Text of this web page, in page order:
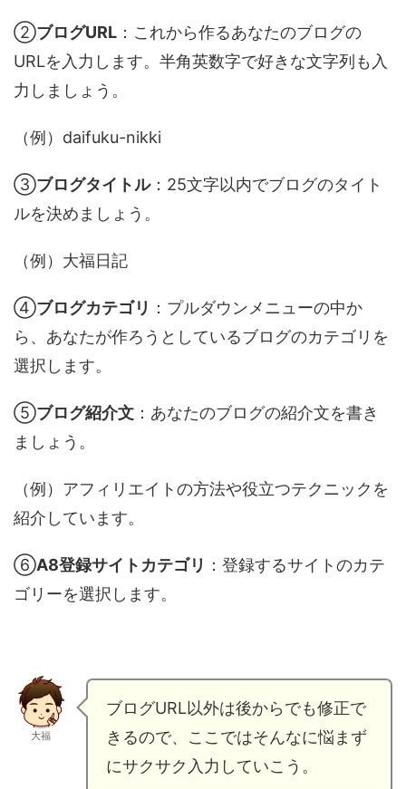
②ブログURL ：これから作るあなたのブログの
URLを入力します。半角英数字で好きな文字列も入
力しましょう。
（例）daifuku-nikki
③ブログタイトル：25文字以内でブログのタイト
ルを決めましょう。
（例）大福日記
④ブログカテゴリ ：プルダウンメニューの中か
ら、あなたが作ろうとしているブログのカテゴリを
選択します。
⑤ブログ紹介文 ：あなたのブログの紹介文を書き
ましょう。
（例）アフィリエイトの方法や役立つテクニックを
紹介しています。
⑥A8登録サイトカテゴリ ：登録するサイトのカテ
ゴリーを選択します。
大福
ブログURL以外は後からでも修正で
きるので、ここではそんなに悩まず
にサクサク入力していこう。